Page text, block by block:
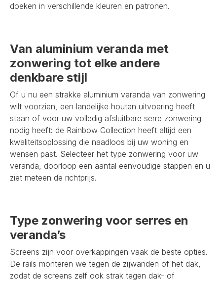
doeken in verschillende kleuren en patronen.
Van aluminium veranda met
zonwering tot elke andere
denkbare stijl
Of u nu een strakke aluminium veranda van zonwering
wilt voorzien, een landelijke houten uitvoering heeft
staan of voor uw volledig afsluitbare serre zonwering
nodig heeft: de Rainbow Collection heeft altijd een
kwaliteitsoplossing die naadloos bij uw woning en
wensen past. Selecteer het type zonwering voor uw
veranda, doorloop een aantal eenvoudige stappen en u
ziet meteen de richtprijs.
Type zonwering voor serres en
veranda’s
Screens zijn voor overkappingen vaak de beste opties.
De rails monteren we tegen de zijwanden of het dak,
zodat de screens zelf ook strak tegen dak- of